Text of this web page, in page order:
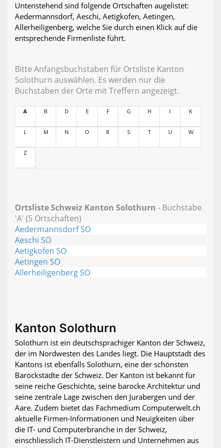
Untenstehend sind folgende Ortschaften augelistet:
Aedermannsdorf, Aeschi, Aetigkofen, Aetingen,
Allerheiligenberg, welche Sie durch einen Klick auf die
entsprechende Firmenliste führt.
Bitte Anfangsbuchstaben für Ortsliste Kanton
Solothurn auswählen. Es werden nur die
Buchstaben der Orte mit Treffern angezeigt.
A B D E F G H I K
L M N O R S T U W
Z
Ortsliste Schweiz Kanton Solothurn - Buchstabe
'A' (5 Ortschaften)
Aedermannsdorf SO
Aeschi SO
Aetigkofen SO
Aetingen SO
Allerheiligenberg SO
Kanton Solothurn
Solothurn ist ein deutschsprachiger Kanton der Schweiz,
der im Nordwesten des Landes liegt. Die Hauptstadt des
Kantons ist ebenfalls Solothurn, eine der schönsten
Barockstädte der Schweiz. Der Kanton ist bekannt für
seine reiche Geschichte, seine barocke Architektur und
seine zentrale Lage zwischen den Jurabergen und der
Aare. Zudem bietet das Fachmedium Computerwelt.ch
aktuelle Firmen-Informationen und Neuigkeiten über
die IT- und Computerbranche in der Schweiz,
einschliesslich IT-Dienstleistern und Unternehmen aus